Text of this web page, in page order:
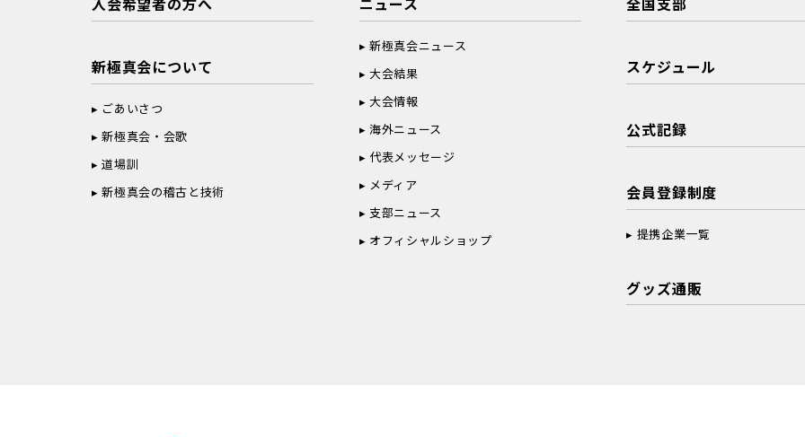
新極真会について
ごあいさつ
新極真会・会歌
道場訓
新極真会の稽古と技術
新極真会ニュース
大会結果
大会情報
海外ニュース
代表メッセージ
メディア
支部ニュース
オフィシャルショップ
スケジュール
公式記録
会員登録制度
提携企業一覧
グッズ通販